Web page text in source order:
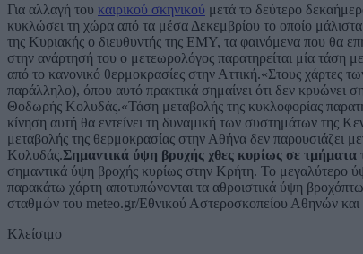
Για αλλαγή του καιρικού σκηνικού μετά το δεύτερο
κυκλώσει τη χώρα από τα μέσα Δεκεμβρίου το οποίο
της Κυριακής ο διευθυντής της ΕΜΥ, τα φαινόμενα που θα
στην ανάρτησή του ο μετεωρολόγος παρατηρείται μία τάση
από το κανονικό θερμοκρασίες στην Αττική.«Στους χάρτες
παράλληλο), όπου αυτό πρακτικά σημαίνει ότι δεν κρυώνει
Θοδωρής Κολυδάς.«Τάση μεταβολής της κυκλοφορίας
κίνηση αυτή θα εντείνει τη δυναμική των συστημάτων της
μεταβολής της θερμοκρασίας στην Αθήνα δεν παρουσιάζει
Κολυδάς.Σημαντικά ύψη βροχής χθες κυρίως σε τμήματα
σημαντικά ύψη βροχής κυρίως στην Κρήτη. Το μεγαλύτερο
παρακάτω χάρτη αποτυπώνονται τα αθροιστικά ύψη
σταθμών του meteo.gr/Εθνικού Αστεροσκοπείου Αθηνών και
Κλείσιμο